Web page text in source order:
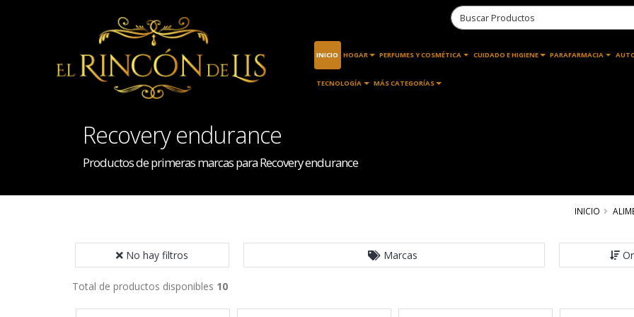
INICIO HOGAR PERFUMES Y COSMÉTICA CUIDADO E HIGIENE PARAFARMACIA
TECNOLOGÍA MÁS CATEGORÍAS
Recovery endurance
Productos de primeras marcas para Recovery endurance
INICIO
No hay filtros Marcas
Total de productos disponibles 10